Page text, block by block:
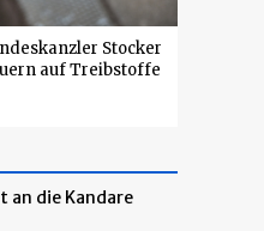
Stocker
auf Treibstoffe
an die Kandare